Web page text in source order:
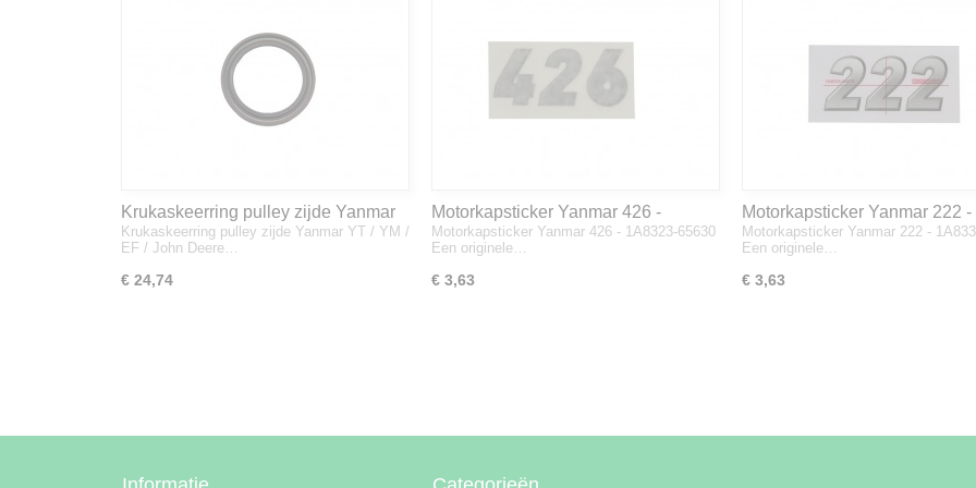
Krukaskeerring pulley zijde Yanmar
YT / YM / EF / John Deere - 119934-
01800
Krukaskeerring pulley zijde Yanmar YT / YM /
EF / John Deere…
€ 24,74
Motorkapsticker Yanmar 426 -
1A8323-65630
Motorkapsticker Yanmar 426 - 1A8323-65630
Een originele…
€ 3,63
Motorkapsticker Yanmar 222 -
1A8333-65610
Motorkapsticker Yanmar 222 -
Een originele…
€ 3,63